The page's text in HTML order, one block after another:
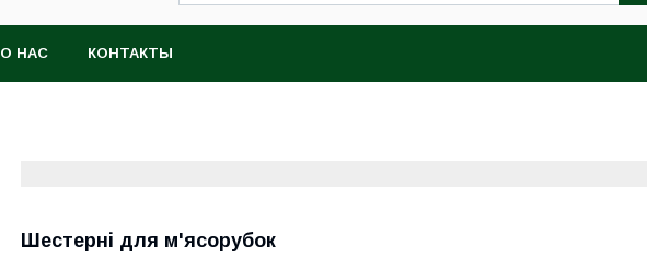
О НАС КОНТАКТЫ
Шестерні для м'ясорубок